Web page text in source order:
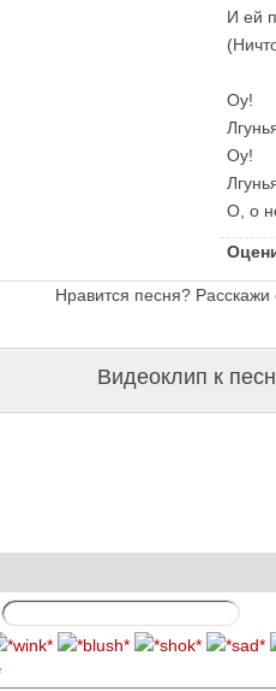
И ей
Оу!
Оу!
О, о
Нравится песня? Расскажи
Видеоклип к